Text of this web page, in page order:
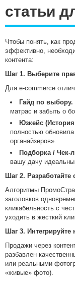
статьи
Чтобы понять, как
эффективно,
контента:
Шаг 1. Выберите
Для e-commerce
Гайд по выбору.
матрас и забыть о
Юзкейс
полностью
органайзеров».
Подборка / Чек-
вашу дачу
Шаг 2. Разработайте
Алгоритмы
заголовков
кликабельность с
уходить в жесткий
Шаг 3.
Продажи через
разбавлен
или реальными
«живые» фото).